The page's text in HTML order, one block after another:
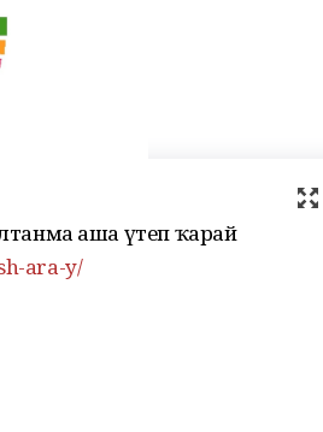
аша үтеп ҡарай
ara-y/